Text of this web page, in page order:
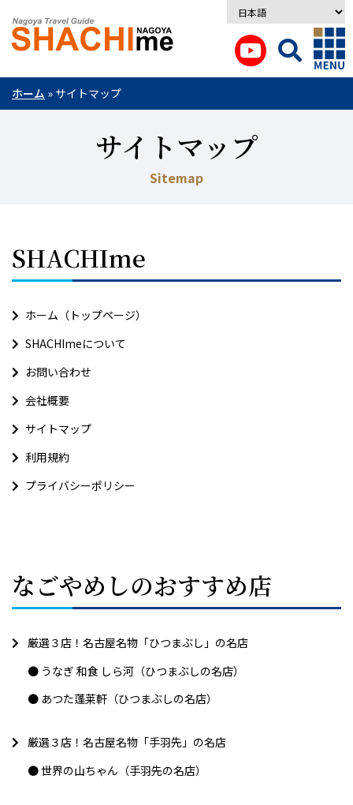
ホーム » サイトマップ
サイトマップ
Sitemap
SHACHIme
ホーム（トップページ）
SHACHImeについて
お問い合わせ
会社概要
サイトマップ
利用規約
プライバシーポリシー
なごやめしのおすすめ店
厳選３店！名古屋名物「ひつまぶし」の名店
うなぎ 和食 しら河（ひつまぶしの名店）
あつた蓬莱軒（ひつまぶしの名店）
厳選３店！名古屋名物「手羽先」の名店
世界の山ちゃん（手羽先の名店）